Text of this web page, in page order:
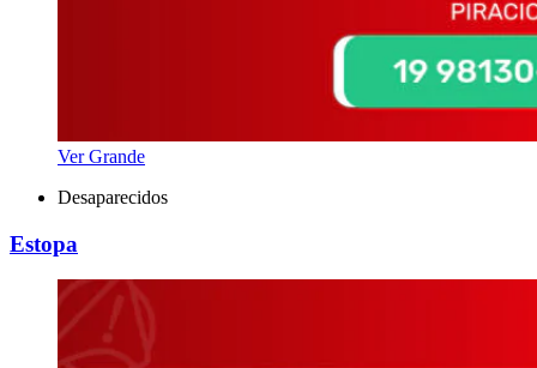
Ver Grande
Desaparecidos
Estopa